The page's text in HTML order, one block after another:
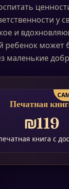
у
и
ребенок может
маленькие
Печатная
₪119
книга с